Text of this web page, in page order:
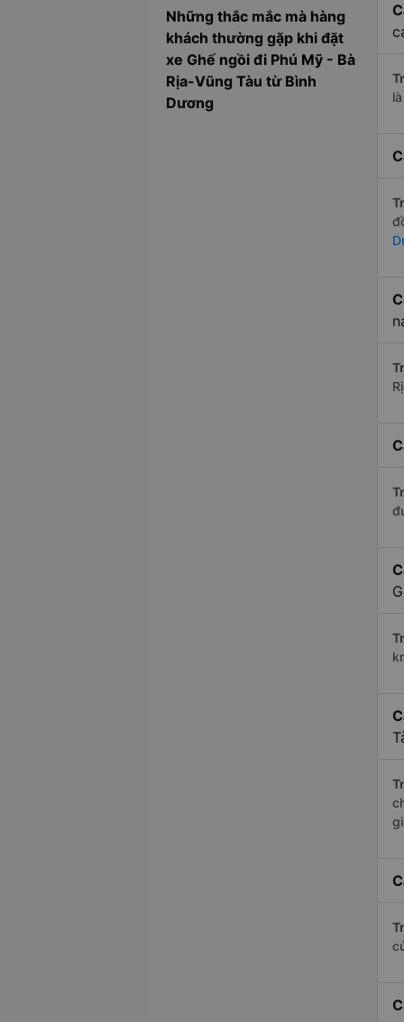
Những thắc mắc mà hàng
khách thường gặp khi đặt
xe Ghế ngồi đi Phú Mỹ - Bà
Rịa-Vũng Tàu từ Bình
Dương